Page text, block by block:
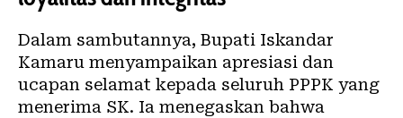
Dalam sambutannya, Bupati Iskandar
Kamaru menyampaikan apresiasi dan
ucapan selamat kepada seluruh PPPK yang
menerima SK. Ia menegaskan bahwa